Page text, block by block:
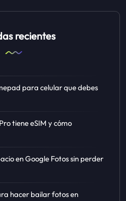
recientes
para celular que debes
tiene eSIM y cómo
en Google Fotos sin perder
hacer bailar fotos en